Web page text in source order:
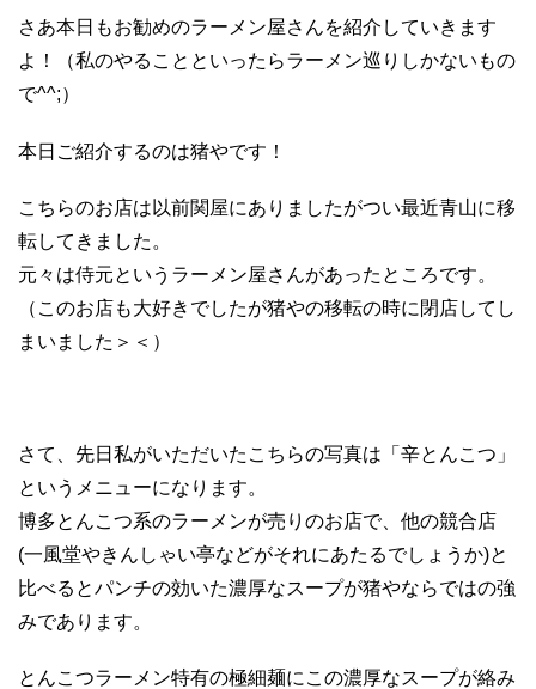
さあ本日もお勧めのラーメン屋さんを紹介していきます
よ！（私のやることといったらラーメン巡りしかないもの
で^^;）
本日ご紹介するのは猪やです！
こちらのお店は以前関屋にありましたがつい最近青山に移
転してきました。
元々は侍元というラーメン屋さんがあったところです。
（このお店も大好きでしたが猪やの移転の時に閉店してし
まいました＞＜）
さて、先日私がいただいたこちらの写真は「辛とんこつ」
というメニューになります。
博多とんこつ系のラーメンが売りのお店で、他の競合店
(一風堂やきんしゃい亭などがそれにあたるでしょうか)と
比べるとパンチの効いた濃厚なスープが猪やならではの強
みであります。
とんこつラーメン特有の極細麺にこの濃厚なスープが絡み